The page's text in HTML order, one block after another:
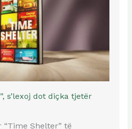
s’lexoj dot diçka tjetër
“Time Shelter” të